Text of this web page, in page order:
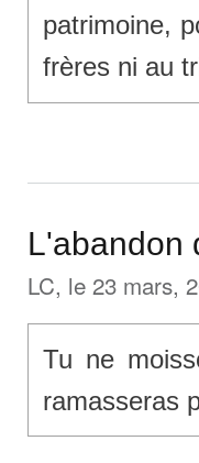
patrimoine,
frères ni au
L'abandon
LC, le 23 mars,
Tu ne
ramasseras